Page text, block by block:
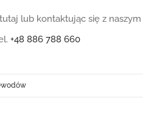
lub kontaktując się z
+48 886 788 660